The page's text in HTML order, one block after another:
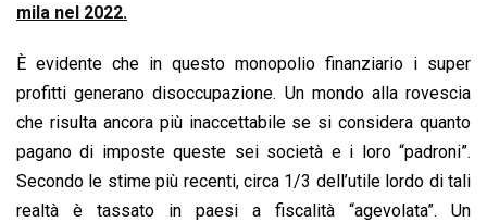
mila nel 2022.
È evidente che in questo monopolio finanziario i super
profitti generano disoccupazione. Un mondo alla rovescia
che risulta ancora più inaccettabile se si considera quanto
pagano di imposte queste sei società e i loro “padroni”.
Secondo le stime più recenti, circa 1/3 dell’utile lordo di tali
realtà è tassato in paesi a fiscalità “agevolata”. Un